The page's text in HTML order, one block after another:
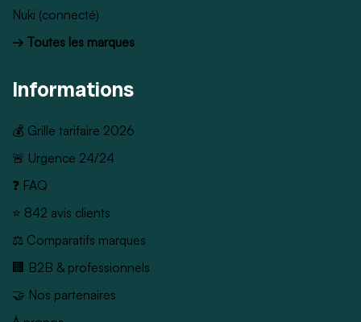
Nuki (connecté)
→ Toutes les marques
Informations
💰 Grille tarifaire 2026
🚨 Urgence 24/24
❓ FAQ
⭐ 842 avis clients
⚖️ Comparatifs marques
🏢 B2B & professionnels
🤝 Nos partenaires